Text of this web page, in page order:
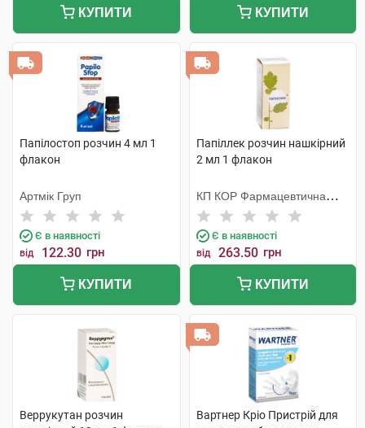
КУПИТИ КУПИТИ
Папілостоп розчин 4 мл 1
флакон
Артмік Груп
Є в наявності
від 122.30 грн
КУПИТИ
Папіллек розчин нашкірний
2 мл 1 флакон
КП КОР Фармацевтична
фабрика
Є в наявності
від 263.50 грн
КУПИТИ
Веррукутан розчин
Вартнер Кріо Пристрій для